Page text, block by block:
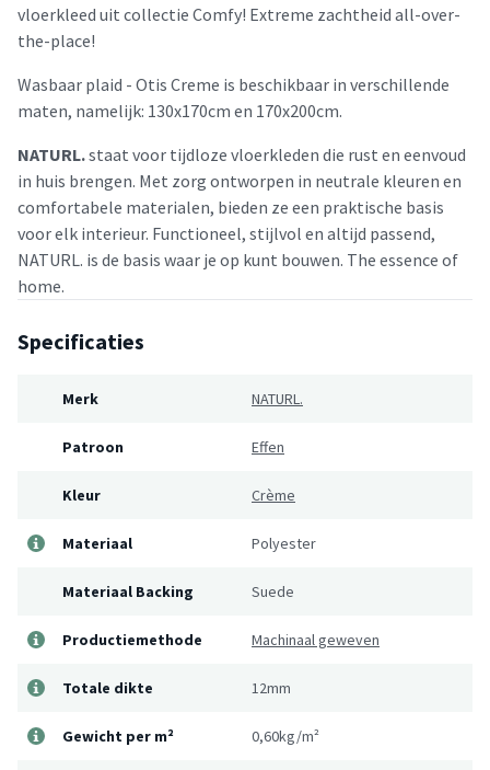
vloerkleed uit collectie Comfy! Extreme zachtheid all-over-
the-place!
Wasbaar plaid - Otis Creme is beschikbaar in verschillende
maten, namelijk: 130x170cm en 170x200cm.
NATURL.staat voor tijdloze vloerkleden die rust en eenvoud
in huis brengen. Met zorg ontworpen in neutrale kleuren en
comfortabele materialen, bieden ze een praktische basis
voor elk interieur. Functioneel, stijlvol en altijd passend,
NATURL. is de basis waar je op kunt bouwen. The essence of
home.
Specificaties
Merk NATURL.
Patroon Effen
Kleur Crème
Materiaal Polyester
Materiaal Backing Suede
Productiemethode Machinaal geweven
Totale dikte 12mm
Gewicht per m² 0,60kg/m²